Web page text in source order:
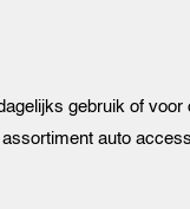
gebruik of
auto